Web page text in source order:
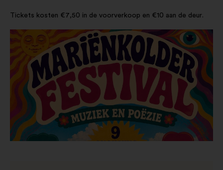
Tickets kosten €7,50 in de voorverkoop en €10 aan de deur.